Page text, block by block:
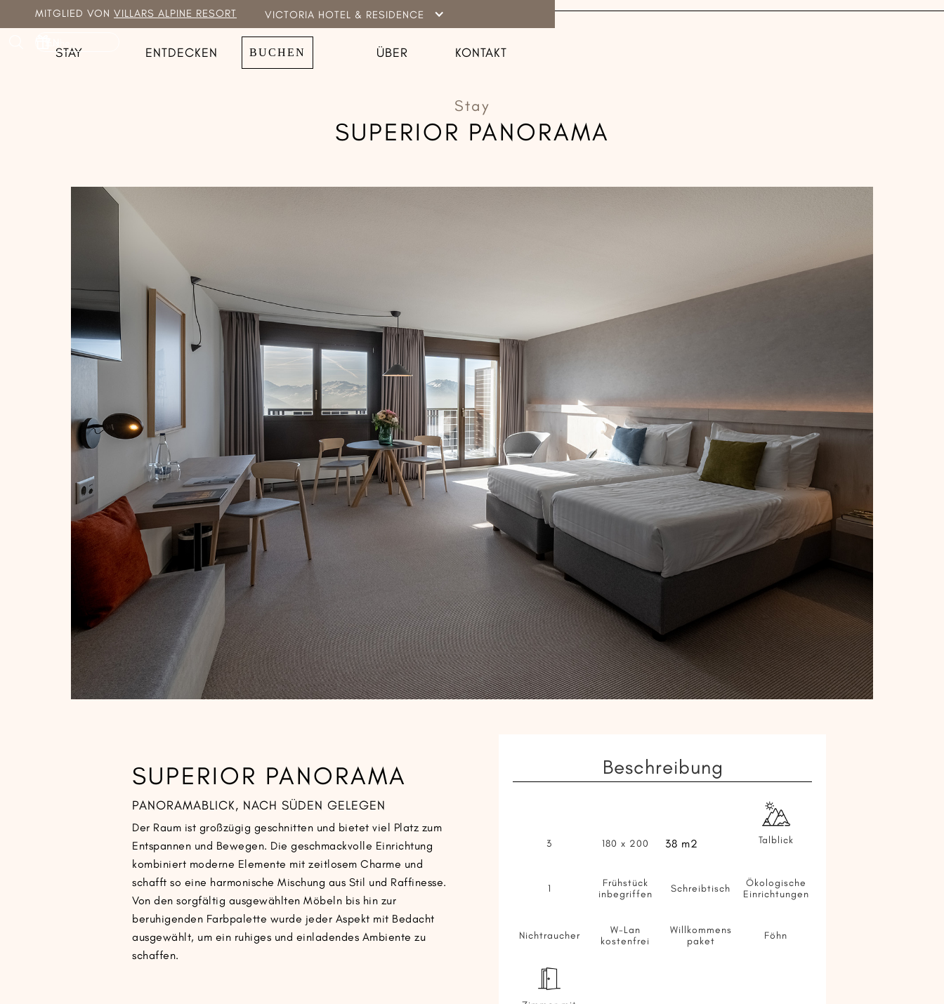
MITGLIED VON VILLARS ALPINE RESORT VICTORIA HOTEL & RESIDENCE
STAY ENTDECKEN ÜBER KONTAKT
BUCHEN
Stay
SUPERIOR PANORAMA
SUPERIOR PANORAMA
PANORAMABLICK, NACH SÜDEN GELEGEN
Der Raum ist großzügig geschnitten und bietet viel Platz zum
Entspannen und Bewegen. Die geschmackvolle Einrichtung
kombiniert moderne Elemente mit zeitlosem Charme und
schafft so eine harmonische Mischung aus Stil und Raffinesse.
Von den sorgfältig ausgewählten Möbeln bis hin zur
beruhigenden Farbpalette wurde jeder Aspekt mit Bedacht
ausgewählt, um ein ruhiges und einladendes Ambiente zu
schaffen.
Beschreibung
3 180 x 200 Talblick
1
Frühstück
inbegriffen
Schreibtisch
Ökologische
Einrichtungen
W-Lan
kostenfrei
Willkommens
paket
Föhn
Nichtraucher
38 m2